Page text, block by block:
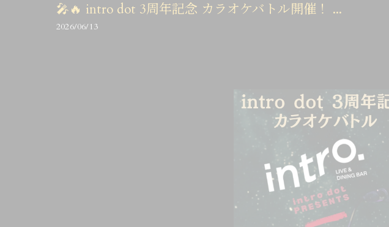
🎤🔥 intro dot 3周年記念 カラオケバトル開催！ ...
2026/06/13